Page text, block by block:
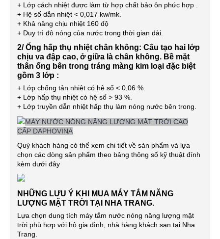
+ Lớp cách nhiệt được làm từ hợp chất bảo ôn phức hợp .
+ Hệ số dẫn nhiệt < 0,017 kw/mk.
+ Khả năng chịu nhiệt 160 độ
+ Duy trì độ nóng của nước trong thời gian dài.
2/ Ống hấp thụ nhiệt chân không: Cấu tạo hai lớp
chịu va đập cao, ở giữa là chân không. Bề mặt
thân ống bên trong tráng màng kim loại đặc biệt
gồm 3 lớp :
+ Lớp chống tản nhiệt có hệ số < 0,06 %.
+ Lớp hấp thụ nhiệt có hệ số > 93 %.
+ Lớp truyền dẫn nhiệt hấp thụ làm nóng nước bên trong.
MÁY NƯỚC NÓNG NĂNG LƯỢNG MẶT TRỜI CAO
CẤP DAPHOVINA
Quý khách hàng có thể xem chi tiết về sản phẩm và lựa
chọn các dòng sản phẩm theo bảng thông số kỹ thuật đính
kèm dưới đây
NHỮNG LƯU Ý KHI MUA MÁY TẮM NĂNG
LƯỢNG MẶT TRỜI TẠI NHA TRANG.
Lựa chọn dung tích máy tắm nước nóng năng lượng mặt
trời phù hợp với hộ gia đình, nhà hàng khách sạn tại Nha
Trang.